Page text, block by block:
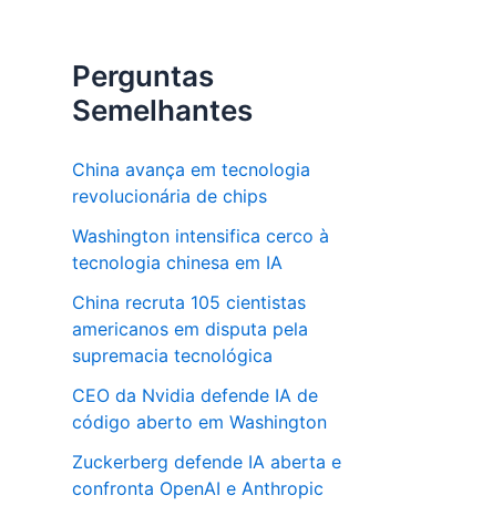
Perguntas
Semelhantes
China avança em tecnologia
revolucionária de chips
Washington intensifica cerco à
tecnologia chinesa em IA
China recruta 105 cientistas
americanos em disputa pela
supremacia tecnológica
CEO da Nvidia defende IA de
código aberto em Washington
Zuckerberg defende IA aberta e
confronta OpenAI e Anthropic